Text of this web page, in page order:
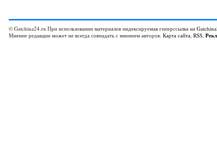
© Gatchina24.ru При использовании материалов индексируемая гиперссылка на
Мнение редакции может не всегда совпадать с мнением авторов. Карта сайта, RSS,